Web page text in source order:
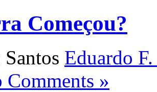
Começou?
Eduardo
Comments »